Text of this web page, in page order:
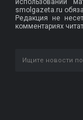
smolgazeta.ru
Редакция не
комментариях